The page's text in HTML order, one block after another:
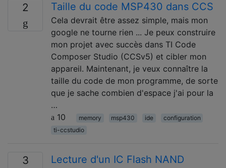
2 Taille du code MSP430 dans CCS
Cela devrait être assez simple, mais mon
google ne tourne rien ... Je peux construire
mon projet avec succès dans TI Code
Composer Studio (CCSv5) et cibler mon
appareil. Maintenant, je veux connaître la
taille du code de mon programme, de sorte
que je sache combien d'espace j'ai pour la
…
10
memory msp430 ide
configuration
ti-ccstudio
3
Lecture d'un IC Flash NAND